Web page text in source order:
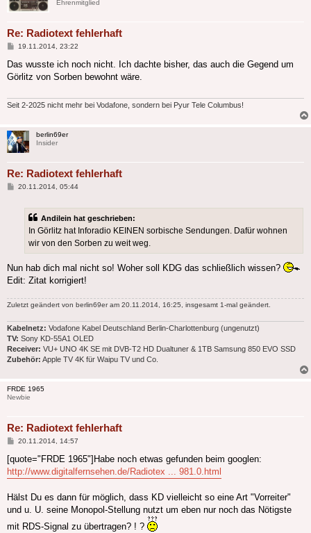
Ehrenmitglied
Re: Radiotext fehlerhaft
Beitrag
19.11.2014, 23:22
Das wusste ich noch nicht. Ich dachte bisher, das auch die Gegend um
Görlitz von Sorben bewohnt wäre.
Seit 2-2025 nicht mehr bei Vodafone, sondern bei Pyur Tele Columbus!
berlin69er
Insider
Re: Radiotext fehlerhaft
Beitrag
20.11.2014, 05:44
Andilein hat geschrieben:
In Görlitz hat Inforadio KEINEN sorbische Sendungen. Dafür wohnen
wir von den Sorben zu weit weg.
Nun hab dich mal nicht so! Woher soll KDG das schließlich wissen?
Edit: Zitat korrigiert!
Zuletzt geändert von berlin69eram 20.11.2014, 16:25, insgesamt 1-mal geändert.
Kabelnetz: Vodafone Kabel Deutschland Berlin-Charlottenburg (ungenutzt)
TV: Sony KD-55A1 OLED
Receiver: VU+ UNO 4K SE mit DVB-T2 HD Dualtuner & 1TB Samsung 850 EVO SSD
Zubehör: Apple TV 4K für Waipu TV und Co.
FRDE 1965
Newbie
Re: Radiotext fehlerhaft
Beitrag
20.11.2014, 14:57
[quote="FRDE 1965"]Habe noch etwas gefunden beim googlen:
http://www.digitalfernsehen.de/Radiotex ... 981.0.html
Hälst Du es dann für möglich, dass KD vielleicht so eine Art "Vorreiter"
und u. U. seine Monopol-Stellung nutzt um eben nur noch das Nötigste
mit RDS-Signal zu übertragen? ! ?